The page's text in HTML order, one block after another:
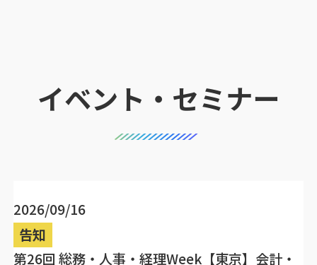
イベント・セミナー
2026/09/16
告知
第26回 総務・人事・経理Week【東京】会計・